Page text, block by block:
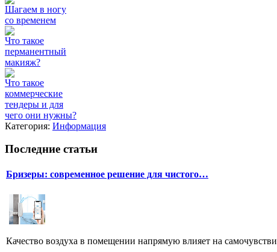
Шагаем в ногу
со временем
Что такое
перманентный
макияж?
Что такое
коммерческие
тендеры и для
чего они нужны?
Категория: Информация
Последние статьи
Бризеры: современное решение для чистого…
Качество воздуха в помещении напрямую влияет на